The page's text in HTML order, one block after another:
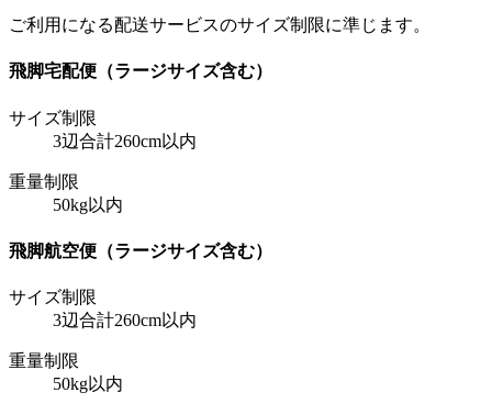
ご利用になる配送サービスのサイズ制限に準じます。
飛脚宅配便（ラージサイズ含む）
サイズ制限
3辺合計260cm以内
重量制限
50kg以内
飛脚航空便（ラージサイズ含む）
サイズ制限
3辺合計260cm以内
重量制限
50kg以内